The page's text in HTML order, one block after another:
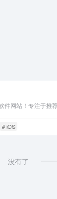
# iOS
没有了